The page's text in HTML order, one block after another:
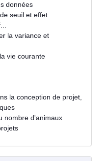
données
seuil et effet
la variance et
vie courante
la conception de projet,
nombre d'animaux